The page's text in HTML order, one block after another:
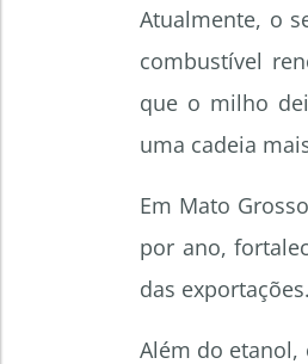
Atualmente, o
combustível
que o milho
uma cadeia
Em Mato
por ano,
das exportações.
Além do etanol,